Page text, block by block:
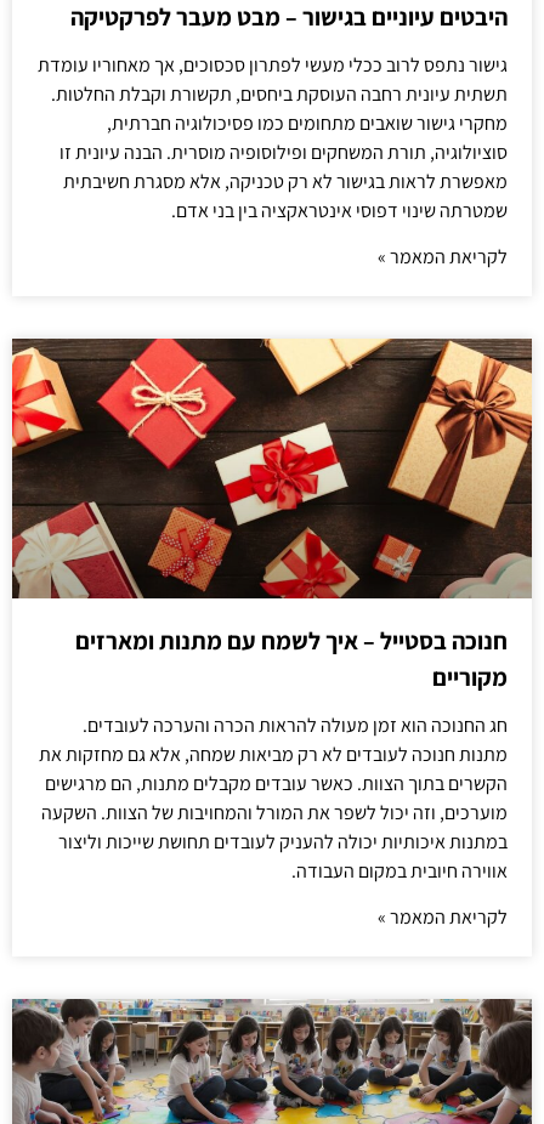
היבטים עיוניים בגישור – מבט מעבר לפרקטיקה
גישור נתפס לרוב ככלי מעשי לפתרון סכסוכים, אך מאחוריו עומדת
תשתית עיונית רחבה העוסקת ביחסים, תקשורת וקבלת החלטות.
מחקרי גישור שואבים מתחומים כמו פסיכולוגיה חברתית,
סוציולוגיה, תורת המשחקים ופילוסופיה מוסרית. הבנה עיונית זו
מאפשרת לראות בגישור לא רק טכניקה, אלא מסגרת חשיבתית
שמטרתה שינוי דפוסי אינטראקציה בין בני אדם.
לקריאת המאמר »
חנוכה בסטייל – איך לשמח עם מתנות ומארזים
מקוריים
חג החנוכה הוא זמן מעולה להראות הכרה והערכה לעובדים.
מתנות חנוכה לעובדים לא רק מביאות שמחה, אלא גם מחזקות את
הקשרים בתוך הצוות. כאשר עובדים מקבלים מתנות, הם מרגישים
מוערכים, וזה יכול לשפר את המורל והמחויבות של הצוות. השקעה
במתנות איכותיות יכולה להעניק לעובדים תחושת שייכות וליצור
אווירה חיובית במקום העבודה.
לקריאת המאמר »